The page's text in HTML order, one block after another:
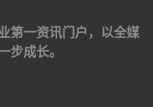
第一资讯门户，以全媒
步成长。